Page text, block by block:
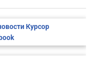
Курсор